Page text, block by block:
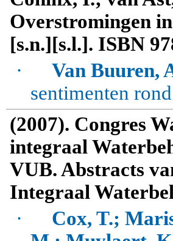
Overstromingen
[s.n.][s.l.]. ISBN
·
Van Buuren,
sentimenten
(2007). Congres
integraal
VUB. Abstracts
Integraal
·
Cox, T.;